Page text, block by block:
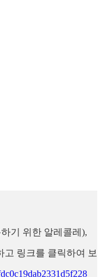
기 위한 알레콜레),
고 링크를 클릭하여 보